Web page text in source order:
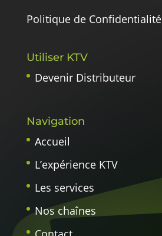
Politique de Confidentialité
Utiliser KTV
Devenir Distributeur
Navigation
Accueil
L’expérience KTV
Les services
Nos chaînes